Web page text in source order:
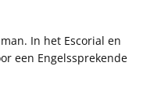
In het Escorial en
een Engelssprekende